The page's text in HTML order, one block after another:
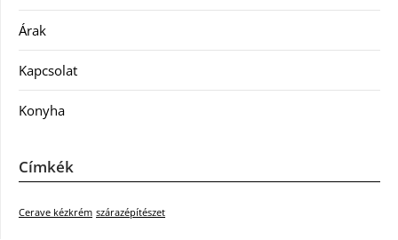
Árak
Kapcsolat
Konyha
Címkék
Cerave kézkrém szárazépítészet